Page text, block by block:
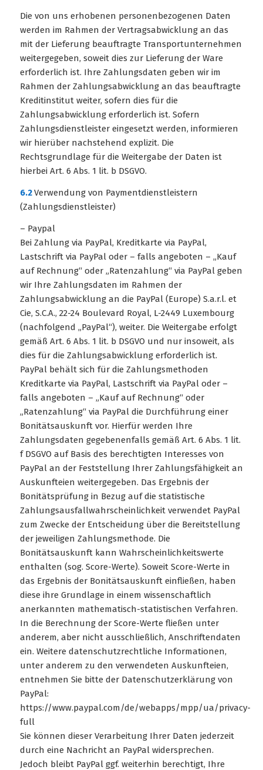
Die von uns erhobenen personenbezogenen Daten
werden im Rahmen der Vertragsabwicklung an das
mit der Lieferung beauftragte Transportunternehmen
weitergegeben, soweit dies zur Lieferung der Ware
erforderlich ist. Ihre Zahlungsdaten geben wir im
Rahmen der Zahlungsabwicklung an das beauftragte
Kreditinstitut weiter, sofern dies für die
Zahlungsabwicklung erforderlich ist. Sofern
Zahlungsdienstleister eingesetzt werden, informieren
wir hierüber nachstehend explizit. Die
Rechtsgrundlage für die Weitergabe der Daten ist
hierbei Art. 6 Abs. 1 lit. b DSGVO.
6.2Verwendung von Paymentdienstleistern
(Zahlungsdienstleister)
– Paypal
Bei Zahlung via PayPal, Kreditkarte via PayPal,
Lastschrift via PayPal oder – falls angeboten – „Kauf
auf Rechnung“ oder „Ratenzahlung“ via PayPal geben
wir Ihre Zahlungsdaten im Rahmen der
Zahlungsabwicklung an die PayPal (Europe) S.a.r.l. et
Cie, S.C.A., 22-24 Boulevard Royal, L-2449 Luxembourg
(nachfolgend „PayPal“), weiter. Die Weitergabe erfolgt
gemäß Art. 6 Abs. 1 lit. b DSGVO und nur insoweit, als
dies für die Zahlungsabwicklung erforderlich ist.
PayPal behält sich für die Zahlungsmethoden
Kreditkarte via PayPal, Lastschrift via PayPal oder –
falls angeboten – „Kauf auf Rechnung“ oder
„Ratenzahlung“ via PayPal die Durchführung einer
Bonitätsauskunft vor. Hierfür werden Ihre
Zahlungsdaten gegebenenfalls gemäß Art. 6 Abs. 1 lit.
f DSGVO auf Basis des berechtigten Interesses von
PayPal an der Feststellung Ihrer Zahlungsfähigkeit an
Auskunfteien weitergegeben. Das Ergebnis der
Bonitätsprüfung in Bezug auf die statistische
Zahlungsausfallwahrscheinlichkeit verwendet PayPal
zum Zwecke der Entscheidung über die Bereitstellung
der jeweiligen Zahlungsmethode. Die
Bonitätsauskunft kann Wahrscheinlichkeitswerte
enthalten (sog. Score-Werte). Soweit Score-Werte in
das Ergebnis der Bonitätsauskunft einfließen, haben
diese ihre Grundlage in einem wissenschaftlich
anerkannten mathematisch-statistischen Verfahren.
In die Berechnung der Score-Werte fließen unter
anderem, aber nicht ausschließlich, Anschriftendaten
ein. Weitere datenschutzrechtliche Informationen,
unter anderem zu den verwendeten Auskunfteien,
entnehmen Sie bitte der Datenschutzerklärung von
PayPal:
https://www.paypal.com/de/webapps/mpp/ua/privacy-
full
Sie können dieser Verarbeitung Ihrer Daten jederzeit
durch eine Nachricht an PayPal widersprechen.
Jedoch bleibt PayPal ggf. weiterhin berechtigt, Ihre